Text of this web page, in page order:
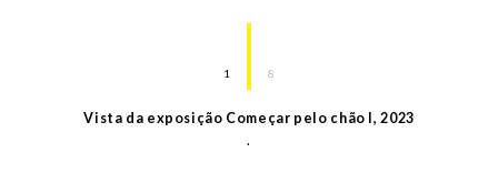
1 8
Vista da exposição Começar pelo chão I ,2023
.